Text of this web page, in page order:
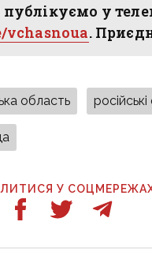
у
vchasnoua.
область
У